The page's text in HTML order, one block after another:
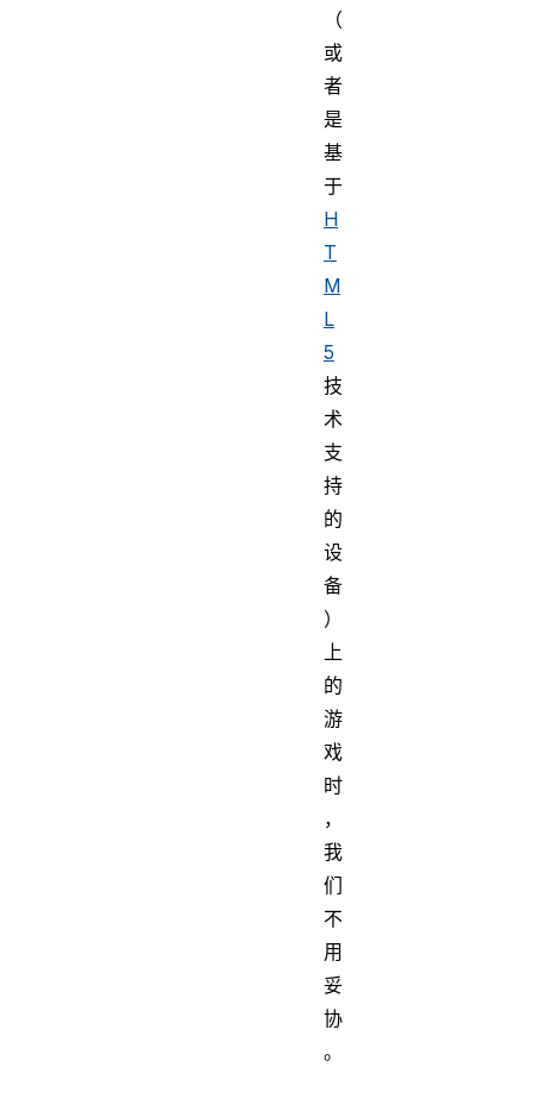
（
或
者
是
基
于
H
T
M
L
5
技
术
支
持
的
设
备
）
上
的
游
戏
时
，
我
们
不
用
妥
协
。